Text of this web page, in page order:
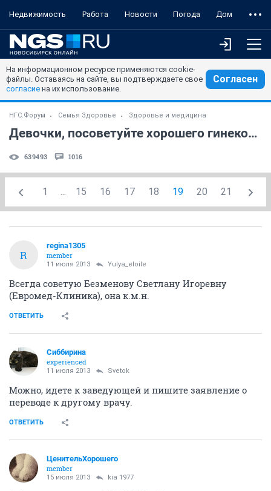
Недвижимость Работа Новости Погода Дом
На информационном ресурсе применяются cookie-
файлы. Оставаясь на сайте, вы подтверждаете свое
согласие на их использование.
Согласен
НГС.Форум Семья Здоровье Здоровье и медицина
Девочки, посоветуйте хорошего гинеколога!
639493 1016
1 ... 15 16 17 18 19 20 21
R
regina1305
member
11 июля 2013 Yulya_eloile
Всегда советую Безменову Светлану Игоревну
(Евромед-Клиника), она к.м.н.
ОТВЕТИТЬ
Сиббирина
experienced
11 июля 2013 Svetok
Можно, идете к заведующей и пишите заявление о
переводе к другому врачу.
ОТВЕТИТЬ
ЦенительХорошего
member
15 июля 2013 kia 1977